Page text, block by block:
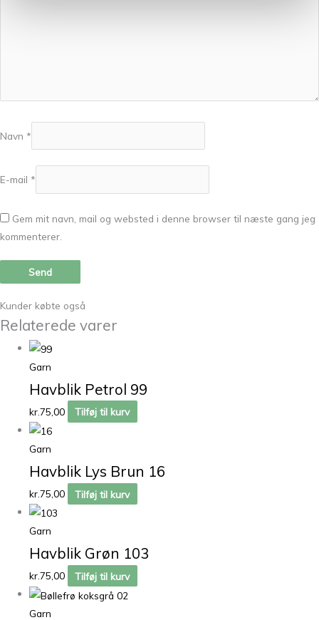
Navn *
E-mail *
Gem mit navn, mail og websted i denne browser til næste gang jeg
kommenterer.
Kunder købte også
Relaterede varer
Garn
Havblik Petrol 99
kr.75,00 Tilføj til kurv
Garn
Havblik Lys Brun 16
kr.75,00 Tilføj til kurv
Garn
Havblik Grøn 103
kr.75,00 Tilføj til kurv
Garn